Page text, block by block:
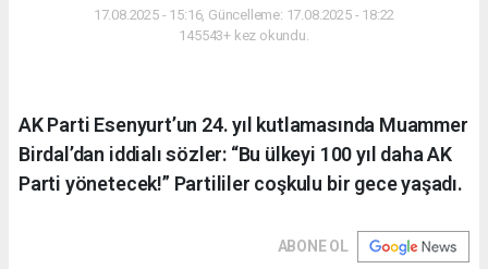
17.08.2025 - 15:16, Güncelleme: 17.08.2025 - 18:22
145543+ kez okundu.
AK Parti Esenyurt’un 24. yıl kutlamasında Muammer
Birdal’dan iddialı sözler: “Bu ülkeyi 100 yıl daha AK
Parti yönetecek!” Partililer coşkulu bir gece yaşadı.
ABONE OL